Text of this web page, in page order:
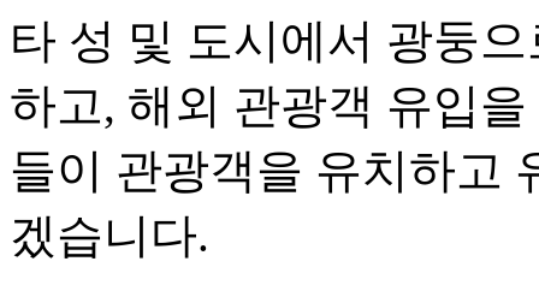
타 성 및 도시에서 광둥
하고, 해외 관광객 유입
들이 관광객을 유치하고
겠습니다.